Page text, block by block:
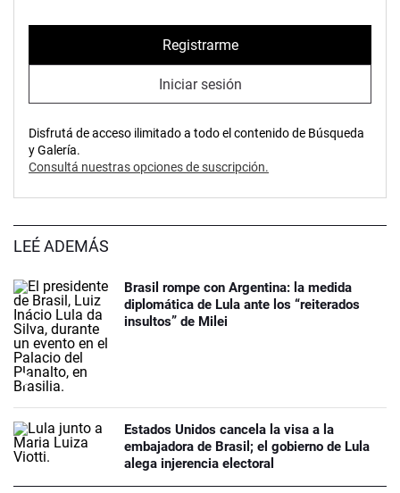
Registrarme
Iniciar sesión
Disfrutá de acceso ilimitado a todo el contenido de Búsqueda
y Galería.
Consultá nuestras opciones de suscripción.
LEÉ ADEMÁS
Brasil rompe con Argentina: la medida
diplomática de Lula ante los “reiterados
insultos” de Milei
Estados Unidos cancela la visa a la
embajadora de Brasil; el gobierno de Lula
alega injerencia electoral